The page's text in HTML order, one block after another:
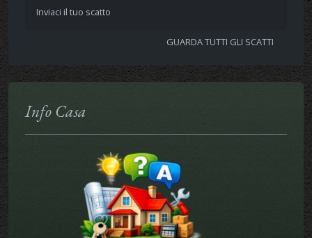
Inviaci il tuo scatto
GUARDA TUTTI GLI SCATTI
Info Casa